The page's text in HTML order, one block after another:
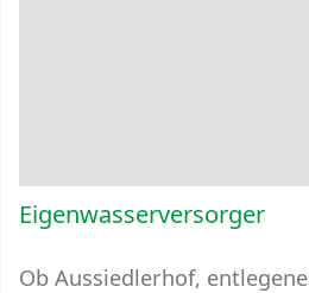
Eigenwasserversorger
Ob Aussiedlerhof,